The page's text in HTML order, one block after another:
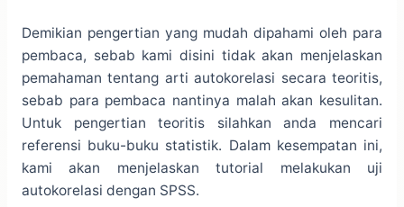
Demikian pengertian yang mudah dipahami oleh para
pembaca, sebab kami disini tidak akan menjelaskan
pemahaman tentang arti autokorelasi secara teoritis,
sebab para pembaca nantinya malah akan kesulitan.
Untuk pengertian teoritis silahkan anda mencari
referensi buku-buku statistik. Dalam kesempatan ini,
kami akan menjelaskan tutorial melakukan uji
autokorelasi dengan SPSS.